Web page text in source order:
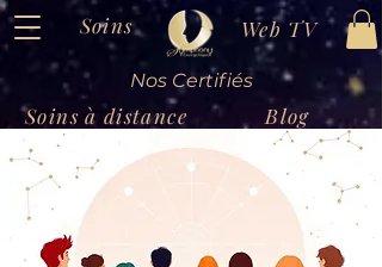
Soins Web TV
Soins à distance Blog
Nos Certifiés